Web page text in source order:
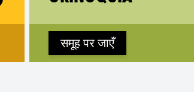
समूह पर जाएँ